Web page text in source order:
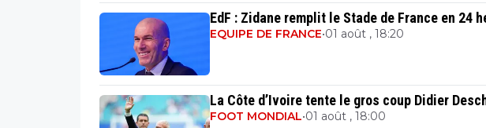
EdF : Zidane remplit le Stade de France en 24
EQUIPE DE FRANCE•01 août , 18:20
La Côte d’Ivoire tente le gros coup Didier
FOOT MONDIAL•01 août , 18:00